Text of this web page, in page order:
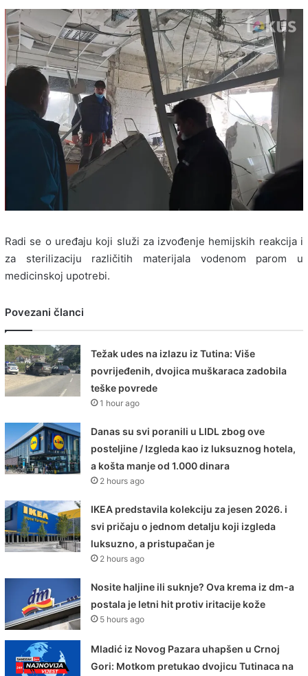
Radi se o uređaju koji služi za izvođenje hemijskih reakcija i
za sterilizaciju različitih materijala vodenom parom u
medicinskoj upotrebi.
Povezani članci
Težak udes na izlazu iz Tutina: Više
povrijeđenih, dvojica muškaraca zadobila
teške povrede
1 hour ago
Danas su svi poranili u LIDL zbog ove
posteljine / Izgleda kao iz luksuznog hotela,
a košta manje od 1.000 dinara
2 hours ago
IKEA predstavila kolekciju za jesen 2026. i
svi pričaju o jednom detalju koji izgleda
luksuzno, a pristupačan je
2 hours ago
Nosite haljine ili suknje? Ova krema iz dm-a
postala je letni hit protiv iritacije kože
5 hours ago
Mladić iz Novog Pazara uhapšen u Crnoj
Gori: Motkom pretukao dvojicu Tutinaca na